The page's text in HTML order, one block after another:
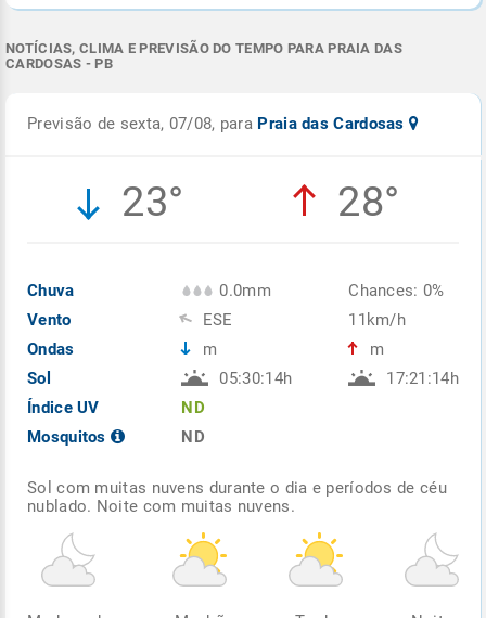
NOTÍCIAS, CLIMA E PREVISÃO DO TEMPO PARA PRAIA DAS
CARDOSAS - PB
Previsão de sexta, 07/08, para Praia das Cardosas
23° 28°
Chuva
Vento
Ondas
Sol
Índice UV
Mosquitos
0.0mm
ESE
m
05:30:14h
ND
ND
Chances: 0%
11km/h
m
17:21:14h
Sol com muitas nuvens durante o dia e períodos de céu
nublado. Noite com muitas nuvens.